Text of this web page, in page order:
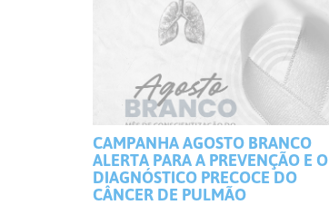
CAMPANHA AGOSTO BRANCO
ALERTA PARA A PREVENÇÃO E O
DIAGNÓSTICO PRECOCE DO
CÂNCER DE PULMÃO